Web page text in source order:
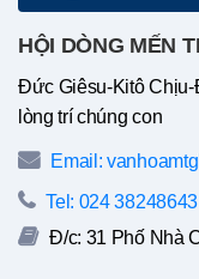
HỘI DÒNG MẾN
Đức Giêsu-Kitô
lòng trí chúng con
Email:
Tel: 024 38248643
Đ/c: 31 Phố Nhà